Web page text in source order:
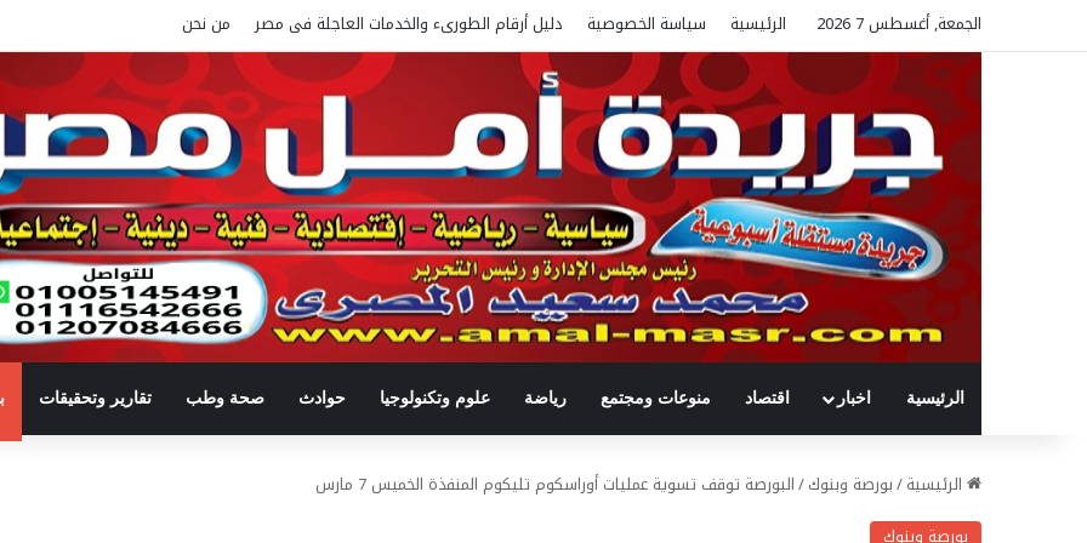
الجمعة, أغسطس 7 2026 الرئيسية سياسة الخصوصية دليل أرقام الطورىء والخدمات العاجلة فى مصر من نحن
الرئيسية اخبار اقتصاد منوعات ومجتمع رياضة علوم وتكنولوجيا حوادث صحة وطب تقارير وتحقيقات
الرئيسية/بورصة وبنوك/البورصة توقف تسوية عمليات أوراسكوم تليكوم المنفذة الخميس 7 مارس
بورصة وبنوك